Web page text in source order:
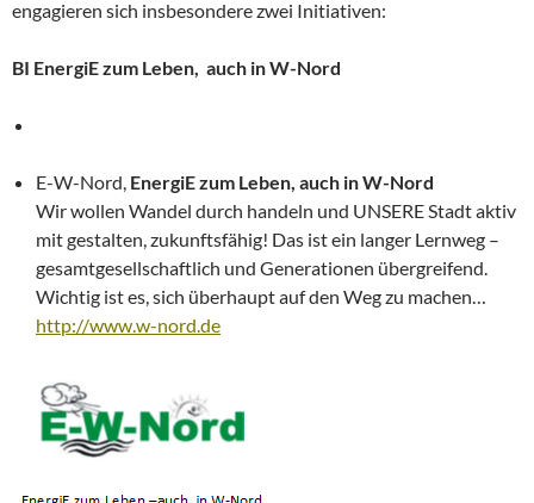
engagieren sich insbesondere zwei Initiativen:
BI EnergiE zum Leben, auch in W-Nord
E-W-Nord, EnergiE zum Leben, auch in W-Nord
Wir wollen Wandel durch handeln und UNSERE Stadt aktiv
mit gestalten, zukunftsfähig! Das ist ein langer Lernweg –
gesamtgesellschaftlich und Generationen übergreifend.
Wichtig ist es, sich überhaupt auf den Weg zu machen…
http://www.w-nord.de